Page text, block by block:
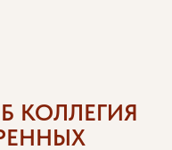
КОЛЛЕГИЯ